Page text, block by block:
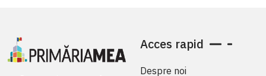
Acces rapid
Despre noi